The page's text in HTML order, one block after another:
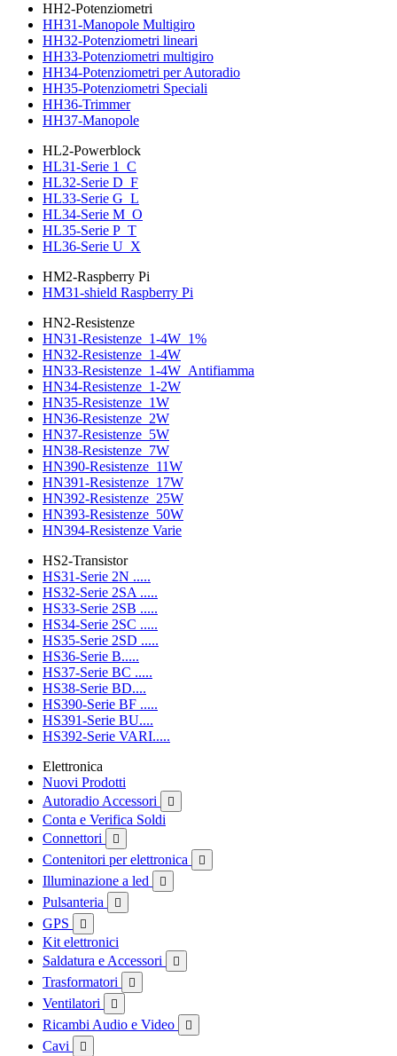
HH2-Potenziometri
HH31-Manopole Multigiro
HH32-Potenziometri lineari
HH33-Potenziometri multigiro
HH34-Potenziometri per Autoradio
HH35-Potenziometri Speciali
HH36-Trimmer
HH37-Manopole
HL2-Powerblock
HL31-Serie 1_C
HL32-Serie D_F
HL33-Serie G_L
HL34-Serie M_O
HL35-Serie P_T
HL36-Serie U_X
HM2-Raspberry Pi
HM31-shield Raspberry Pi
HN2-Resistenze
HN31-Resistenze_1-4W_1%
HN32-Resistenze_1-4W
HN33-Resistenze_1-4W_Antifiamma
HN34-Resistenze_1-2W
HN35-Resistenze_1W
HN36-Resistenze_2W
HN37-Resistenze_5W
HN38-Resistenze_7W
HN390-Resistenze_11W
HN391-Resistenze_17W
HN392-Resistenze_25W
HN393-Resistenze_50W
HN394-Resistenze Varie
HS2-Transistor
HS31-Serie 2N .....
HS32-Serie 2SA .....
HS33-Serie 2SB .....
HS34-Serie 2SC .....
HS35-Serie 2SD .....
HS36-Serie B.....
HS37-Serie BC .....
HS38-Serie BD....
HS390-Serie BF .....
HS391-Serie BU....
HS392-Serie VARI.....
Elettronica
Nuovi Prodotti
Autoradio Accessori

Conta e Verifica Soldi
Connettori

Contenitori per elettronica 
Illuminazione a led 
Pulsanteria 
GPS 
Kit elettronici
Saldatura e Accessori

Trasformatori 
Ventilatori 
Ricambi Audio e Video 
Cavi 